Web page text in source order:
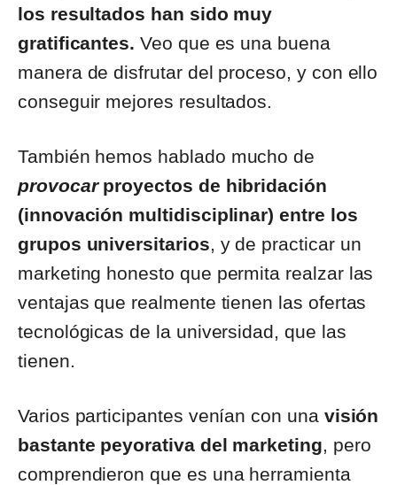
los resultados han sido muy
gratificantes. Veo que es una buena
manera de disfrutar del proceso, y con ello
conseguir mejores resultados.
También hemos hablado mucho de
provocarproyectos de hibridación
(innovación multidisciplinar) entre los
grupos universitarios, y de practicar un
marketing honesto que permita realzar las
ventajas que realmente tienen las ofertas
tecnológicas de la universidad, que las
tienen.
Varios participantes venían con una visión
bastante peyorativa del marketing, pero
comprendieron que es una herramienta